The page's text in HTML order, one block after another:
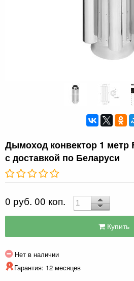
Дымоход конвектор 1 метр
с доставкой по Беларуси
0 руб. 00 коп.
Купить
Нет в наличии
Гарантия: 12 месяцев